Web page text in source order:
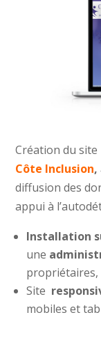
Création du site
Côte Inclusion,
diffusion des
appui à
Installation
une
propriétaires,
Site
mobiles et